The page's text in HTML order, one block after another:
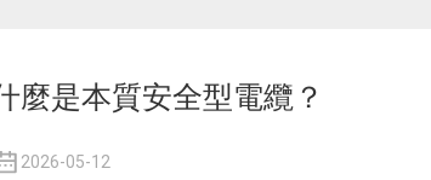
麼是本質安全型電纜？
2026-05-12